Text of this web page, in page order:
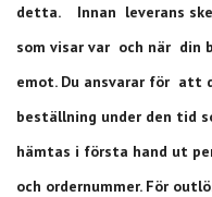
detta. Innan leverans
som visar var och när din
emot. Du ansvarar för att
beställning under den tid
hämtas i första hand ut
och ordernummer. För